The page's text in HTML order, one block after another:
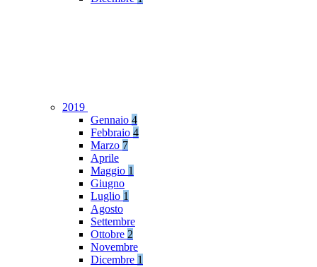
2019
Gennaio 4
Febbraio 4
Marzo 7
Aprile
Maggio 1
Giugno
Luglio 1
Agosto
Settembre
Ottobre 2
Novembre
Dicembre 1